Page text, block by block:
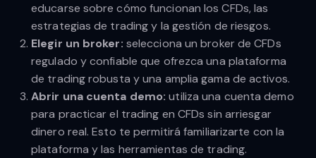
educarse sobre cómo funcionan los CFDs, las
estrategias de trading y la gestión de riesgos.
Elegir un broker: selecciona un broker de CFDs
regulado y confiable que ofrezca una plataforma
de trading robusta y una amplia gama de activos.
Abrir una cuenta demo: utiliza una cuenta demo
para practicar el trading en CFDs sin arriesgar
dinero real. Esto te permitirá familiarizarte con la
plataforma y las herramientas de trading.